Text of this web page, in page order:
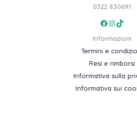
0322 830691
Facebook
TikTok
Informazioni
Termini e
Resi e rimborsi
Informativa sulla
Informativa sui